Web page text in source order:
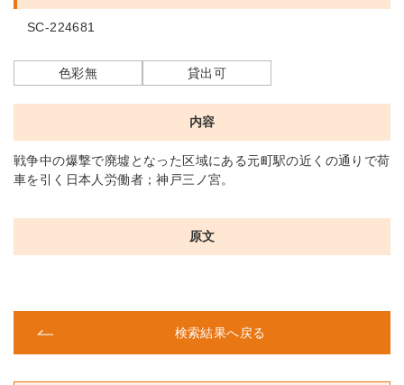
SC-224681
色彩無 貸出可
内容
戦争中の爆撃で廃墟となった区域にある元町駅の近くの通りで荷
車を引く日本人労働者；神戸三ノ宮。
原文
検索結果へ戻る